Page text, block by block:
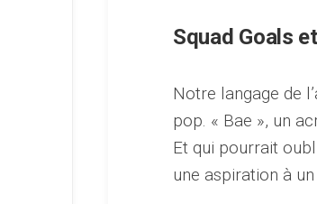
Squad Goals
Notre langage de
pop. « Bae », un
Et qui pourrait
une aspiration à